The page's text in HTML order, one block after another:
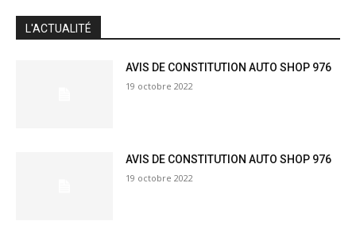
JE M'INSCRIS
L'ACTUALITÉ
AVIS DE CONSTITUTION AUTO SHOP 976
19 octobre 2022
AVIS DE CONSTITUTION AUTO SHOP 976
19 octobre 2022